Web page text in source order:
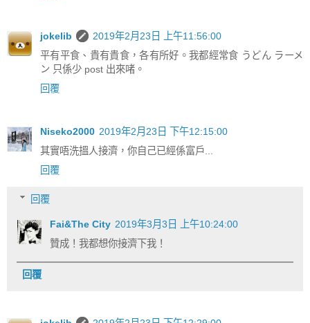
jokelib
2019年2月23日 上午11:56:00
平有平食、貴有貴食，各有所好。我都經常食 うどん ラーメ
ン 只係少 post 出來啫。
回覆
Niseko2000 2019年2月23日 下午12:15:00
其實唔洗搵人接濟，你自己已經係富戶...
回覆
回覆
Fai&The City 2019年3月3日 上午10:24:00
贊成！我都想你接濟下我！
回覆